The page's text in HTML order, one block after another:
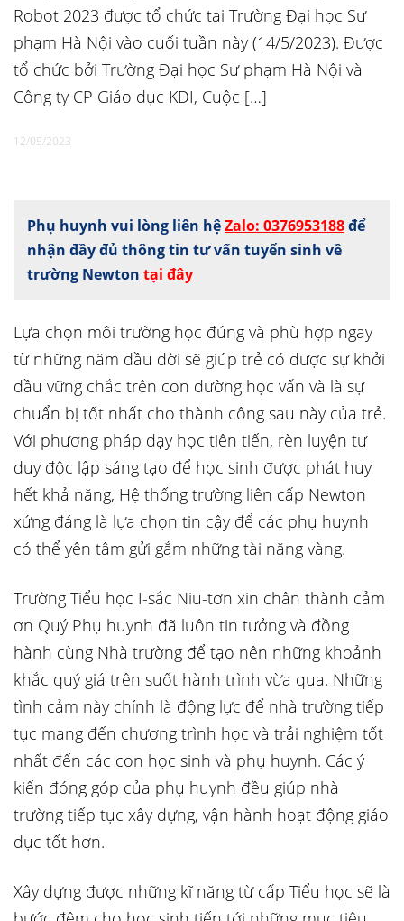
Robot 2023 được tổ chức tại Trường Đại học Sư
phạm Hà Nội vào cuối tuần này (14/5/2023). Được
tổ chức bởi Trường Đại học Sư phạm Hà Nội và
Công ty CP Giáo dục KDI, Cuộc […]
12/05/2023
Phụ huynh vui lòng liên hệZalo: 0376953188để
nhận đầy đủ thông tin tư vấn tuyển sinh về
trường Newton tại đây
Lựa chọn môi trường học đúng và phù hợp ngay
từ những năm đầu đời sẽ giúp trẻ có được sự khởi
đầu vững chắc trên con đường học vấn và là sự
chuẩn bị tốt nhất cho thành công sau này của trẻ.
Với phương pháp dạy học tiên tiến, rèn luyện tư
duy độc lập sáng tạo để học sinh được phát huy
hết khả năng, Hệ thống trường liên cấp Newton
xứng đáng là lựa chọn tin cậy để các phụ huynh
có thể yên tâm gửi gắm những tài năng vàng.
Trường Tiểu học I-sắc Niu-tơn xin chân thành cảm
ơn Quý Phụ huynh đã luôn tin tưởng và đồng
hành cùng Nhà trường để tạo nên những khoảnh
khắc quý giá trên suốt hành trình vừa qua. Những
tình cảm này chính là động lực để nhà trường tiếp
tục mang đến chương trình học và trải nghiệm tốt
nhất đến các con học sinh và phụ huynh. Các ý
kiến đóng góp của phụ huynh đều giúp nhà
trường tiếp tục xây dựng, vận hành hoạt động giáo
dục tốt hơn.
Xây dựng được những kĩ năng từ cấp Tiểu học sẽ là